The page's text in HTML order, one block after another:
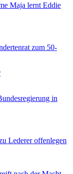
Maja lernt Eddie
zum 50-
in
Lederer offenlegen